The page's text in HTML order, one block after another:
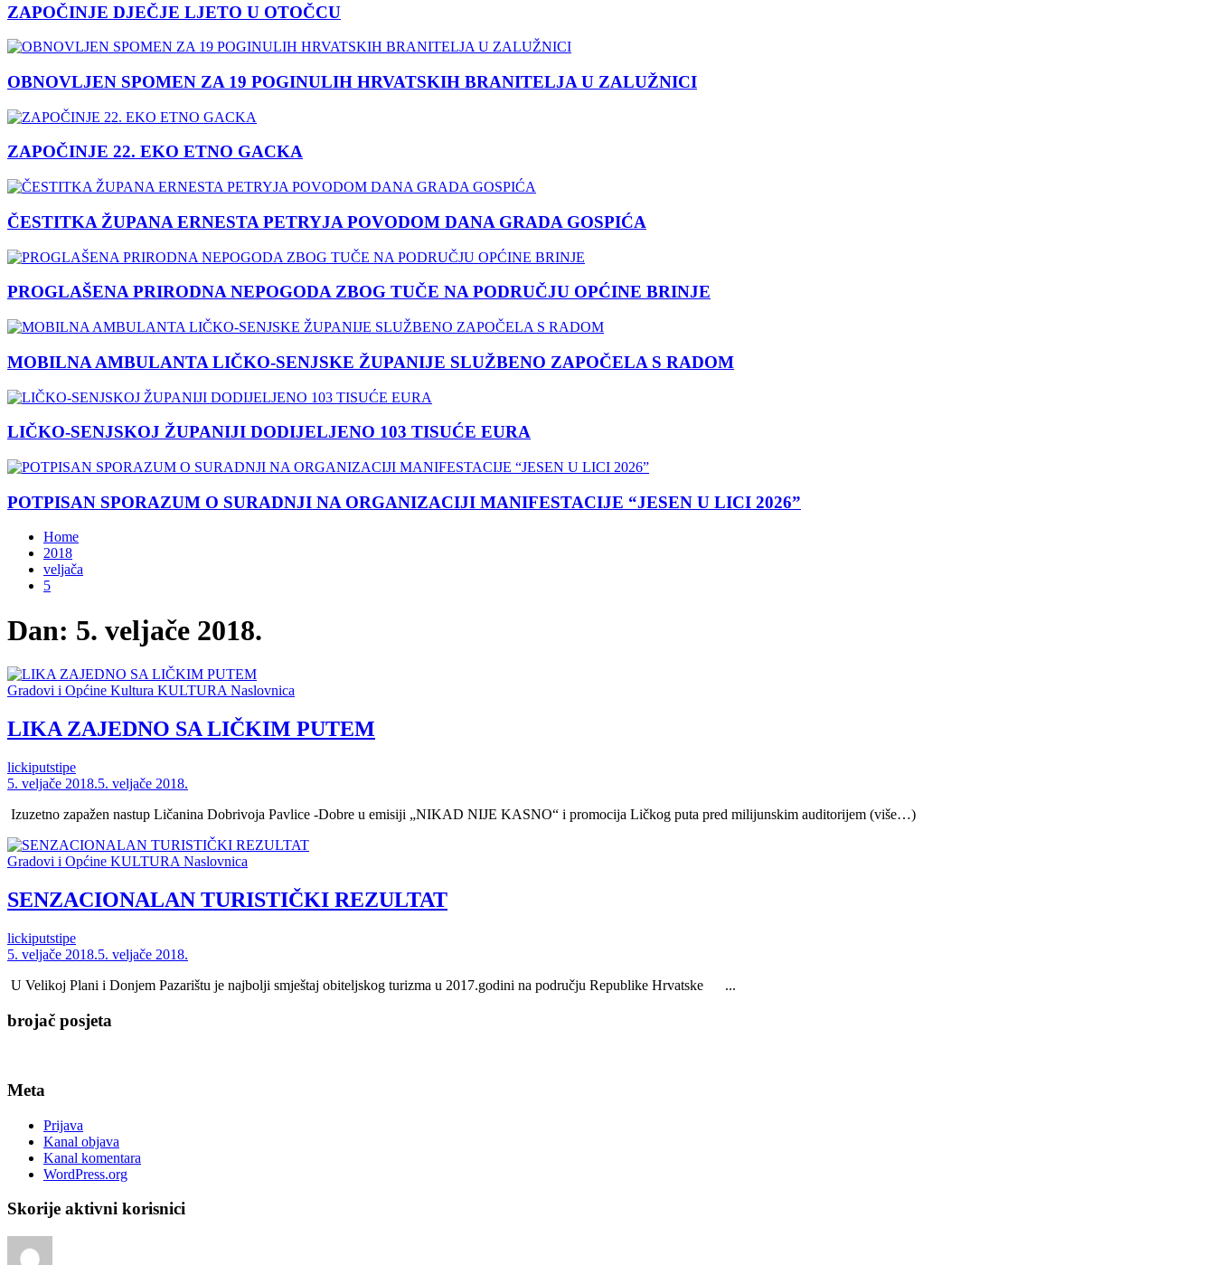
ZAPOČINJE DJEČJE LJETO U OTOČCU
OBNOVLJEN SPOMEN ZA 19 POGINULIH HRVATSKIH BRANITELJA U ZALUŽNICI
ZAPOČINJE 22. EKO ETNO GACKA
ČESTITKA ŽUPANA ERNESTA PETRYJA POVODOM DANA GRADA GOSPIĆA
PROGLAŠENA PRIRODNA NEPOGODA ZBOG TUČE NA PODRUČJU OPĆINE BRINJE
MOBILNA AMBULANTA LIČKO-SENJSKE ŽUPANIJE SLUŽBENO ZAPOČELA S RADOM
LIČKO-SENJSKOJ ŽUPANIJI DODIJELJENO 103 TISUĆE EURA
POTPISAN SPORAZUM O SURADNJI NA ORGANIZACIJI MANIFESTACIJE “JESEN U LICI 2026”
Home
2018
veljača
5
Dan: 5. veljače 2018.
Gradovi i Općine Kultura KULTURA Naslovnica
LIKA ZAJEDNO SA LIČKIM PUTEM
lickiputstipe
5. veljače 2018.5. veljače 2018.
Izuzetno zapažen nastup Ličanina Dobrivoja Pavlice -Dobre u emisiji „NIKAD NIJE KASNO“ i promocija Ličkog puta pred milijunskim auditorijem (više…)
Gradovi i Općine KULTURA Naslovnica
SENZACIONALAN TURISTIČKI REZULTAT
lickiputstipe
5. veljače 2018.5. veljače 2018.
U Velikoj Plani i Donjem Pazarištu je najbolji smještaj obiteljskog turizma u 2017.godini na području Republike Hrvatske ...
brojač posjeta
Meta
Prijava
Kanal objava
Kanal komentara
WordPress.org
Skorije aktivni korisnici